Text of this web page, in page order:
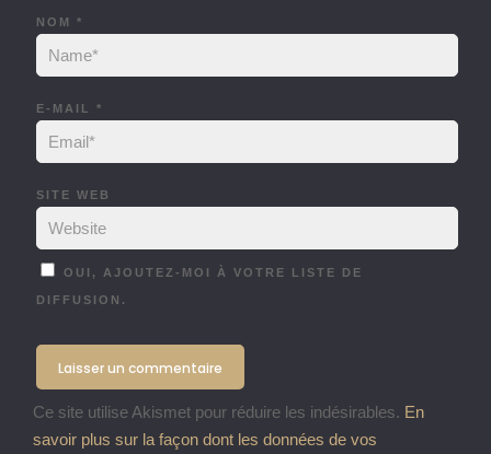
NOM *
E-MAIL *
SITE WEB
OUI, AJOUTEZ-MOI À VOTRE LISTE DE
DIFFUSION.
Ce site utilise Akismet pour réduire les indésirables. En
savoir plus sur la façon dont les données de vos